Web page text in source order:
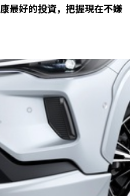
最好的投資，把握現在不嫌